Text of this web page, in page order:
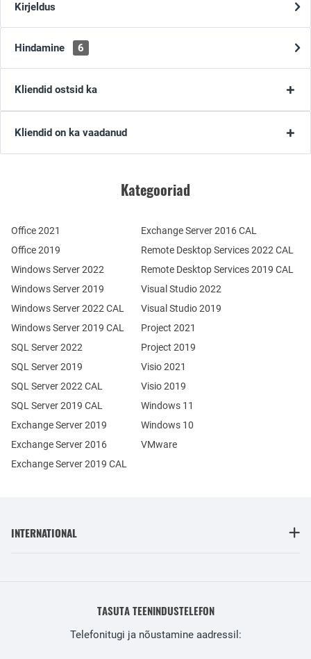
Kirjeldus
Hindamine 6
Kliendid ostsid ka
Kliendid on ka vaadanud
Kategooriad
Office 2021
Office 2019
Windows Server 2022
Windows Server 2019
Exchange Server 2019
Exchange Server 2016
SQL Server 2022
SQL Server 2019
Windows Server 2022 CAL
Windows Server 2019 CAL
SQL Server 2022 CAL
SQL Server 2019 CAL
Remote Desktop Services 2022 CAL
Remote Desktop Services 2019 CAL
Exchange Server 2019 CAL
Exchange Server 2016 CAL
Visual Studio 2022
Visual Studio 2019
Project 2021
Project 2019
Visio 2021
Visio 2019
Windows 11
Windows 10
VMware
INTERNATIONAL
TASUTA TEENINDUSTELEFON
Telefonitugi ja nõustamine aadressil: